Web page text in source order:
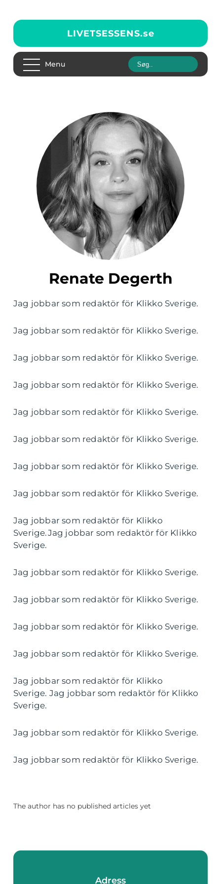
LIVETSESSENS.se
Menu
Renate Degerth
Jag jobbar som redaktör för Klikko Sverige.
Jag jobbar som redaktör för Klikko Sverige.
Jag jobbar som redaktör för Klikko Sverige.
Jag jobbar som redaktör för Klikko Sverige.
Jag jobbar som redaktör för Klikko Sverige.
Jag jobbar som redaktör för Klikko Sverige.
Jag jobbar som redaktör för Klikko Sverige.
Jag jobbar som redaktör för Klikko Sverige.
Jag jobbar som redaktör för Klikko
Sverige.Jag jobbar som redaktör för Klikko
Sverige.
Jag jobbar som redaktör för Klikko Sverige.
Jag jobbar som redaktör för Klikko Sverige.
Jag jobbar som redaktör för Klikko Sverige.
Jag jobbar som redaktör för Klikko Sverige.
Jag jobbar som redaktör för Klikko
Sverige. Jag jobbar som redaktör för Klikko
Sverige.
Jag jobbar som redaktör för Klikko Sverige.
Jag jobbar som redaktör för Klikko Sverige.
The author has no published articles yet
Adress